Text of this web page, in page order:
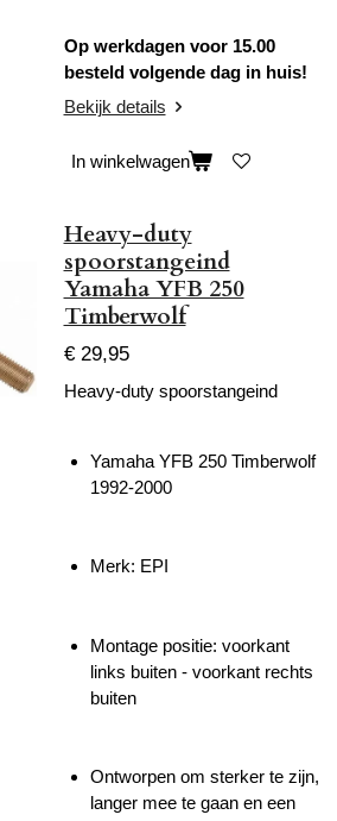
Op werkdagen voor 15.00
besteld volgende dag in huis!
Bekijk details
In winkelwagen
Heavy-duty
spoorstangeind
Yamaha YFB 250
Timberwolf
€ 29,95
Heavy-duty spoorstangeind
Yamaha YFB 250 Timberwolf
1992-2000
Merk: EPI
Montage positie: voorkant
links buiten - voorkant rechts
buiten
Ontworpen om sterker te zijn,
langer mee te gaan en een